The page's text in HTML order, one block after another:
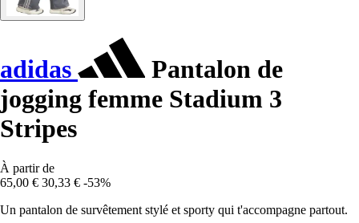
adidas
Pantalon de
jogging femme Stadium 3
Stripes
À partir de
65,00 € 30,33 € -53%
Un pantalon de survêtement stylé et sporty qui t'accompagne partout.